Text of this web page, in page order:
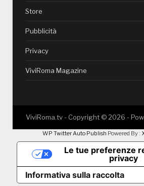
Store
Pubblicità
Privacy
ViviRoma Magazine
ViviRoma.tv - Copyright © 2026 -
WP Twitter Auto Publish Powered By :
Informativa sulla raccolta
Le tue preferenze
privacy